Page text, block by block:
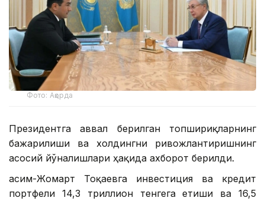
Фото: Ақорда
Президентга аввал берилган топшириқларнинг
бажарилиши ва холдингни ривожлантиришнинг
асосий йўналишлари ҳақида ахборот берилди.
Қасим-Жомарт Тоқаевга инвестиция ва кредит
портфели 14,3 триллион тенгега етиши ва 16,5